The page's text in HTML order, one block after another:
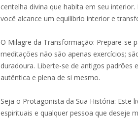
centelha divina que habita em seu
você alcance um equilíbrio interior e
O Milagre da Transformação: Prepare-se
meditações não são apenas exercícios;
duradoura. Liberte-se de antigos padrões
autêntica e plena de si mesmo.
Seja o Protagonista da Sua História: Este
espirituais e qualquer pessoa que deseje